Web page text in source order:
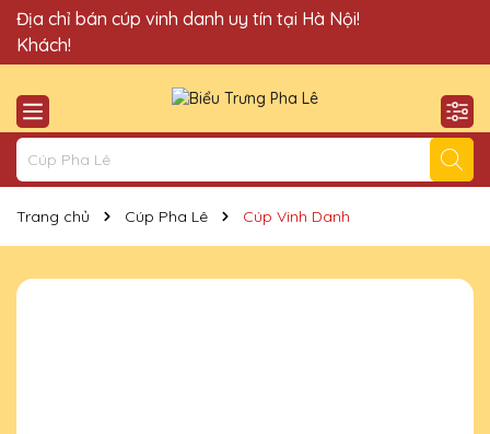
Quà Tặng Cúp Pha Lê Vinh Danh An Thảo xin chào Quý
Khách!
Địa chỉ bán cúp vinh danh uy tín tại Hà Nội!
Trang chủ Cúp Pha Lê Cúp Vinh Danh